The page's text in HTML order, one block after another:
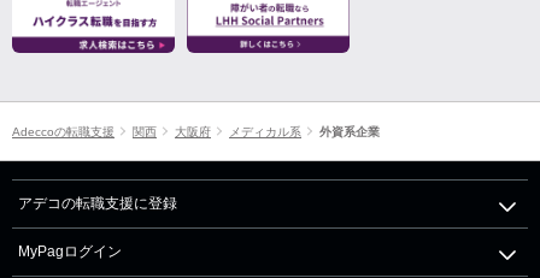
Adeccoの転職支援 関西 大阪府 メディカル系 外資系企業
アデコの転職支援に登録
MyPagログイン